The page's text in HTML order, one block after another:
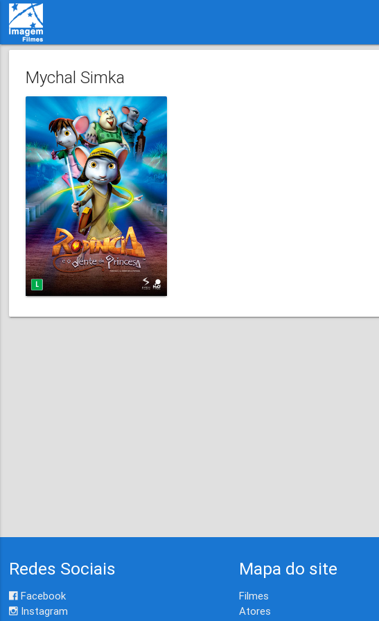
Mychal Simka
Redes Sociais
Facebook
Instagram
Mapa do site
Filmes
Atores